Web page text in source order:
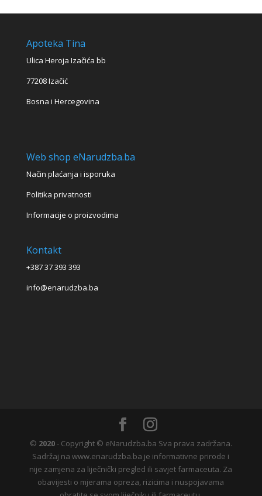
Apoteka Tina
Ulica Heroja Izačića bb
77208 Izačić
Bosna i Hercegovina
Web shop eNarudzba.ba
Način plaćanja i isporuka
Politika privatnosti
Informacije o proizvodima
Kontakt
+387 37 393 393
info@enarudzba.ba
© 2020- Copyright © eNarudzba.ba Sva prava zadržana.
Sadržaj na www.enarudzba.ba je informativne prirode i
nije zamjena za liječnički pregled ili savjet farmaceuta. Za
obavijesti o mjerama opreza, rizicima i nuspojavama